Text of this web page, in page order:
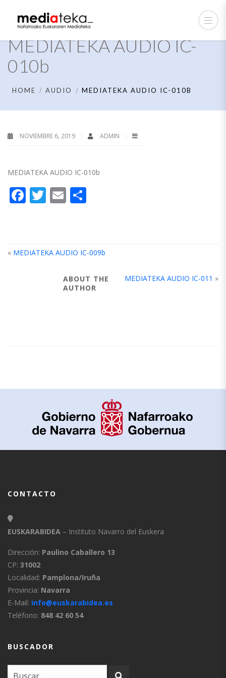
MEDIATEKA AUDIO IC-
010b
HOME AUDIO MEDIATEKA AUDIO IC-010B
NOVIEMBRE 6, 2019 ADMIN
MEDIATEKA AUDIO IC-010b
Facebook
Twitter
Email
« MEDIATEKA AUDIO IC-009b
MEDIATEKA AUDIO IC-011 »
ABOUT THE
AUTHOR
CONTACTO
EUSKARABIDEA – Instituto Navarro del Euskera
Dirección: Paulino Caballero 13
CP: 31002
Localidad: Pamplona/Iruña
Provincia: Navarra
E-Mail: info@euskarabidea.es
Teléfono: 848 42 60 54
BUSCADOR